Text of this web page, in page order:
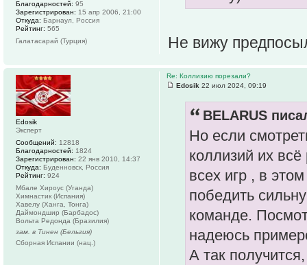
Не вижу
Благодарностей: 95
Зарегистрирован: 15 апр 2006, 21:00
Откуда: Барнаул, Россия
Рейтинг: 565
Галатасарай (Турция)
Re: Коллизию порезали?
Edosik 22 июл 2024, 09:19
BELARUS
Но если
коллизий их
всех игр , в
победить
команде.
надеюсь
А так
Edosik
Эксперт
Сообщений: 12818
Благодарностей: 1824
Зарегистрирован: 22 янв 2010, 14:37
Откуда: Буденновск, Россия
Рейтинг: 924
Мбале Хироус (Уганда)
Химнастик (Испания)
Хавелу (Ханга, Тонга)
Даймондшир (Барбадос)
Вольта Редонда (Бразилия)
зам. в Тинен (Бельгия)
Сборная Испании (нац.)